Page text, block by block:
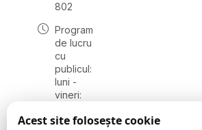
802
Program
de lucru
cu
publicul:
luni -
vineri:
16:00
Acest site folosește cookie